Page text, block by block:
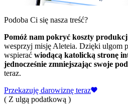
Podoba Ci się nasza treść?
Pomóż nam pokryć koszty
wesprzyj misję Aleteia. Dzięki ulgom
wspierać wiodącą katolicką stronę
jednocześnie zmniejszając swoje
teraz.
Przekazuję darowiznę teraz
( Z ulgą podatkową )